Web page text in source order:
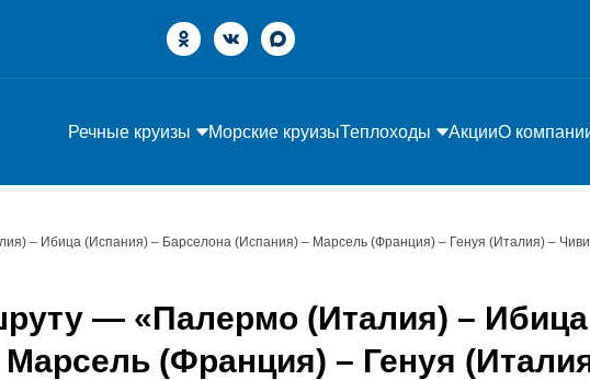
Речные круизы Морские круизыТеплоходы АкцииО
– Ибица (Испания) – Барселона (Испания) – Марсель (Франция) – Генуя (Италия) –
— «Палермо (Италия) –
(Франция) – Генуя